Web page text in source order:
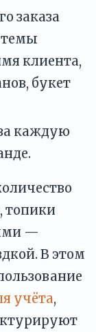
заказа
темы
клиента,
букет
каждую
топики
—
В этом
учёта,